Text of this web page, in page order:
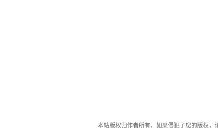
本站版权归作者所有，如果侵犯了您的版权